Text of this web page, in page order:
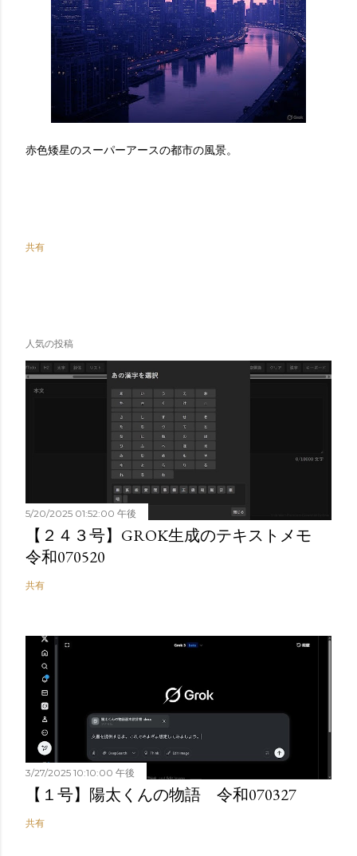
赤色矮星のスーパーアースの都市の風景。
共有
人気の投稿
5/20/2025 01:52:00 午後
【２４３号】GROK生成のテキストメモ
令和070520
共有
3/27/2025 10:10:00 午後
【１号】陽太くんの物語 令和070327
共有